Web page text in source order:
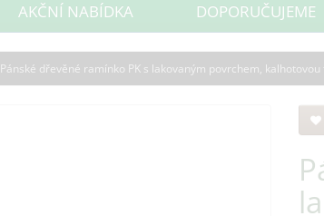
AKČNÍ NABÍDKA DOPORUČUJEME
Pánské dřevěné ramínko PK s lakovaným povrchem,